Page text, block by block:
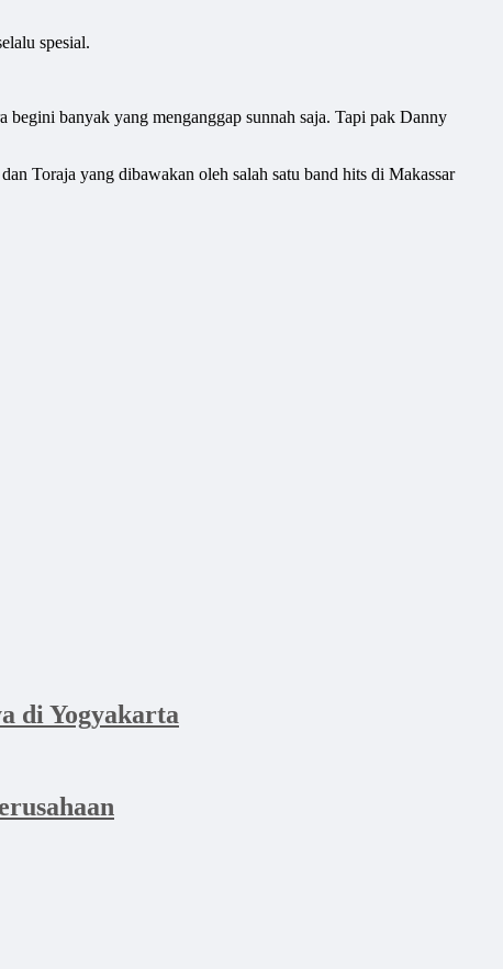
spesial.
begini banyak yang menganggap sunnah saja. Tapi pak Danny
Toraja yang dibawakan oleh salah satu band hits di Makassar
di Yogyakarta